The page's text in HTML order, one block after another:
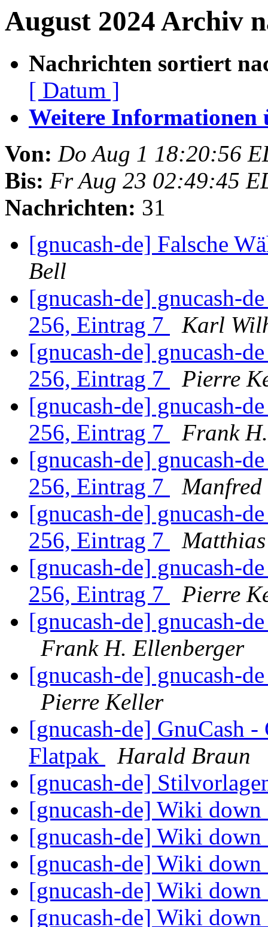
August 2024 Archiv
Nachrichten sortiert
[ Datum ]
Weitere Informationen
Von: Do Aug 1 18:20:56
Bis: Fr Aug 23 02:49:45
Nachrichten: 31
[gnucash-de] Falsche
Bell
[gnucash-de] gnucash-
256, Eintrag 7
Karl
[gnucash-de] gnucash-
256, Eintrag 7
Pierre
[gnucash-de] gnucash-
256, Eintrag 7
Frank
[gnucash-de] gnucash-
256, Eintrag 7
Manfred
[gnucash-de] gnucash-
256, Eintrag 7
[gnucash-de] gnucash-
256, Eintrag 7
Pierre
[gnucash-de] gnucash-
Frank H. Ellenberger
[gnucash-de] gnucash-
Pierre Keller
[gnucash-de] GnuCash
Flatpak
Harald Braun
[gnucash-de]
[gnucash-de] Wiki
[gnucash-de] Wiki
[gnucash-de] Wiki
[gnucash-de] Wiki
[gnucash-de] Wiki